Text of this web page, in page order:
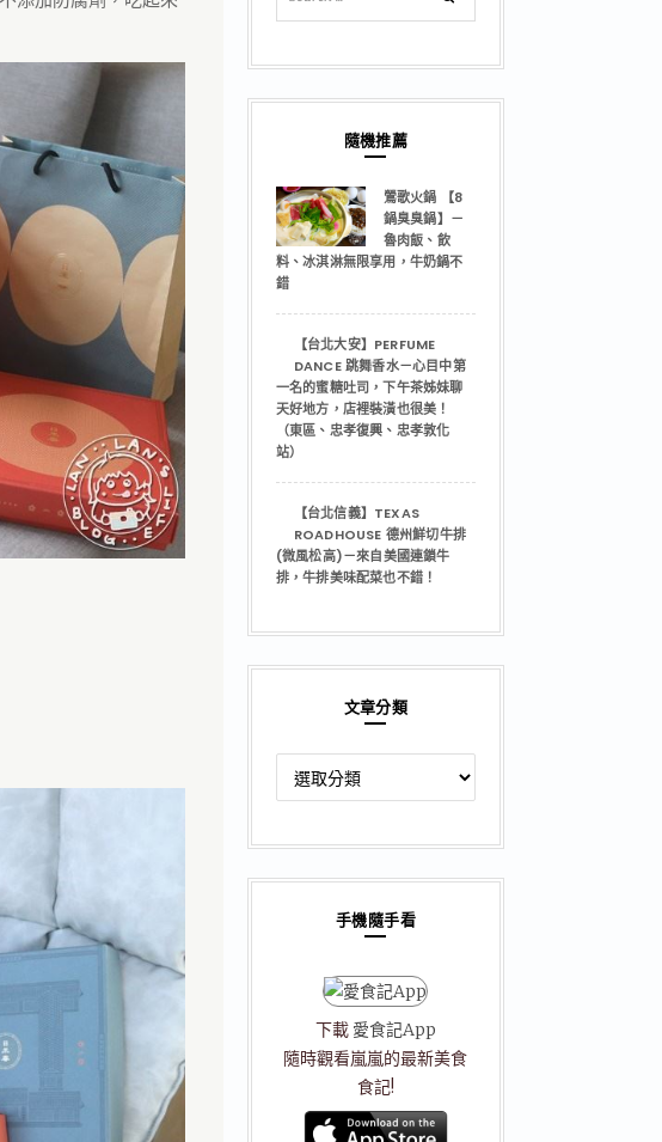
隨機推薦
鶯歌火鍋 【8
鍋臭臭鍋】－
魯肉飯、飲
料、冰淇淋無限享用，牛奶鍋不
錯
【台北大安】PERFUME
DANCE 跳舞香水－心目中第
一名的蜜糖吐司，下午茶姊妹聊
天好地方，店裡裝潢也很美！
（東區、忠孝復興、忠孝敦化
站）
【台北信義】TEXAS
ROADHOUSE 德州鮮切牛排
(微風松高)－來自美國連鎖牛
排，牛排美味配菜也不錯！
文章分類
章
類
手機隨手看
下載 愛食記App
隨時觀看嵐嵐的最新美食
食記!